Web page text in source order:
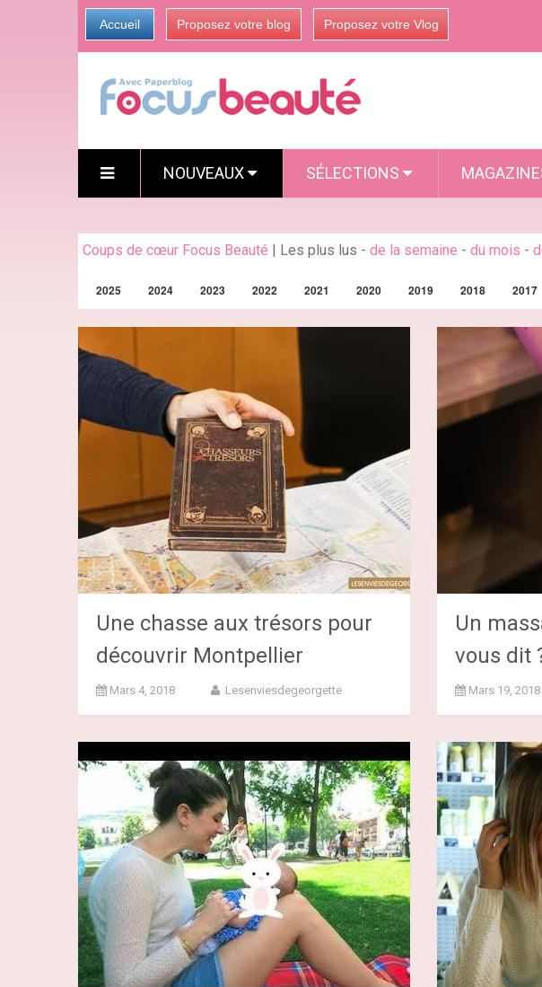
Accueil Proposez votre blog Proposez votre Vlog
NOUVEAUX SÉLECTIONS
Coups de cœur Focus Beauté | Les plus lus - de la semaine - du mois -
2025 2024 2023 2022 2021 2020 2019 2018 2017
Une chasse aux trésors pour
découvrir Montpellier
Mars 4, 2018 Lesenviesdegeorgette
Un
vous dit
Mars 19, 2018